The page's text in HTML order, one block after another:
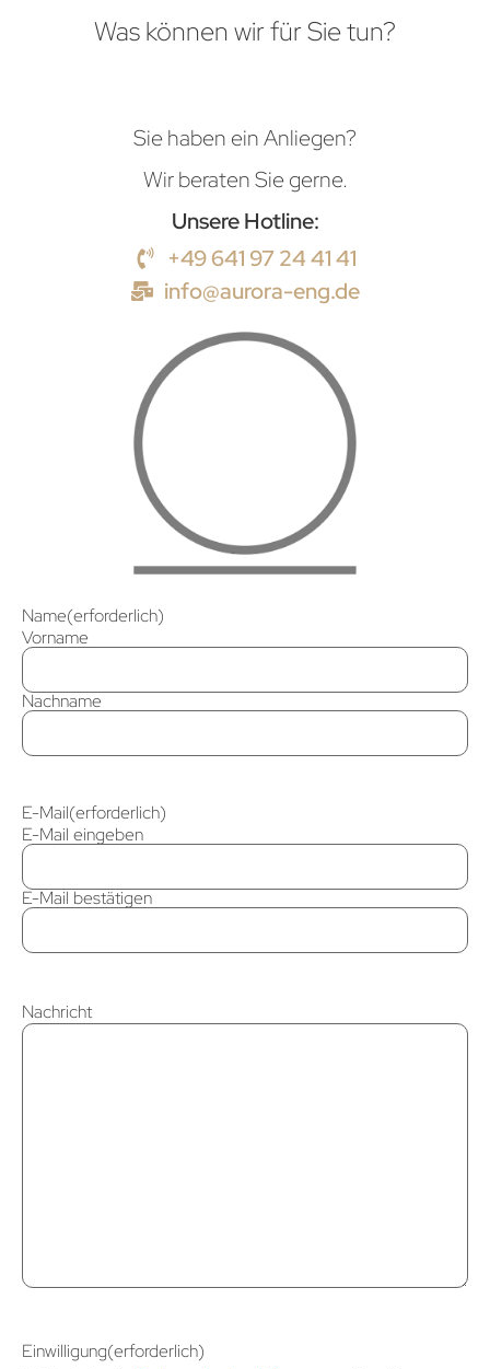
Was können wir für Sie tun?
Sie haben ein Anliegen?
Wir beraten Sie gerne.
Unsere Hotline:
+49 641 97 24 41 41
info@aurora-eng.de
Name(erforderlich)
Vorname
Nachname
E-Mail(erforderlich)
E-Mail eingeben
E-Mail bestätigen
Nachricht
Einwilligung(erforderlich)